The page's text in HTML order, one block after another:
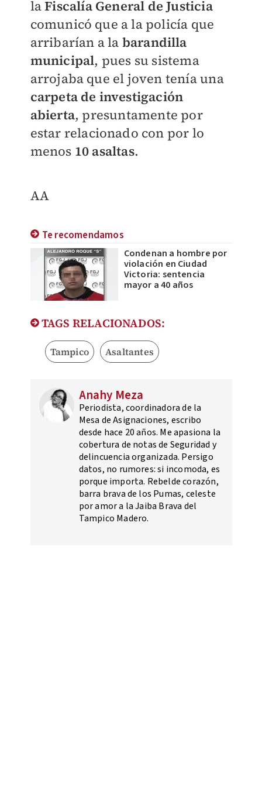
laFiscalía General de Justicia
comunicó que a la policía que
arribarían a la barandilla
municipal, pues su sistema
arrojaba que el joven tenía una
carpeta de investigación
abierta, presuntamente por
estar relacionado con por lo
menos 10 asaltas.
AA
Te recomendamos
Condenan a hombre por
violación en Ciudad
Victoria: sentencia
mayor a 40 años
TAGS RELACIONADOS:
Tampico Asaltantes
Anahy Meza
Periodista, coordinadora de la
Mesa de Asignaciones, escribo
desde hace 20 años. Me apasiona la
cobertura de notas de Seguridad y
delincuencia organizada. Persigo
datos, no rumores: si incomoda, es
porque importa. Rebelde corazón,
barra brava de los Pumas, celeste
por amor a la Jaiba Brava del
Tampico Madero.